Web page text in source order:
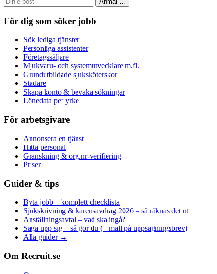
Anmäl …
För dig som söker jobb
Sök lediga tjänster
Personliga assistenter
Företagssäljare
Mjukvaru- och systemutvecklare m.fl.
Grundutbildade sjuksköterskor
Städare
Skapa konto & bevaka sökningar
Lönedata per yrke
För arbetsgivare
Annonsera en tjänst
Hitta personal
Granskning & org.nr-verifiering
Priser
Guider & tips
Byta jobb – komplett checklista
Sjukskrivning & karensavdrag 2026 – så räknas det ut
Anställningsavtal – vad ska ingå?
Säga upp sig – så gör du (+ mall på uppsägningsbrev)
Alla guider →
Om Recruit.se